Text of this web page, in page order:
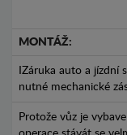
MONTÁŽ:
IZáruka auto a jízdní
nutné mechanické
Protože vůz je